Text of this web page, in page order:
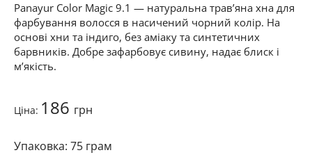
Panayur Color Magic 9.1 — натуральна трав’яна хна для
фарбування волосся в насичений чорний колір. На
основі хни та індиго, без аміаку та синтетичних
барвників. Добре зафарбовує сивину, надає блиск і
м’якість.
Ціна: 186 грн
75 грам